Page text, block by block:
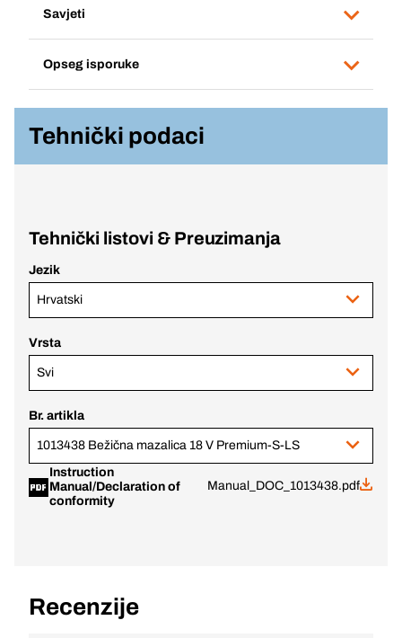
Savjeti
Opseg isporuke
Tehnički podaci
Tehnički listovi & Preuzimanja
Jezik
Hrvatski
Vrsta
Svi
Br. artikla
1013438 Bežična mazalica 18 V Premium-S-LS
Instruction
Manual/Declaration of
conformity
Manual_DOC_1013438.pdf
Recenzije